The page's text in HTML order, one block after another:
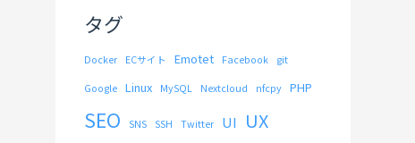
タグ
Docker ECサイト Emotet Facebook git
Google Linux MySQL Nextcloud nfcpy PHP
SEO SNS SSH Twitter UI UX